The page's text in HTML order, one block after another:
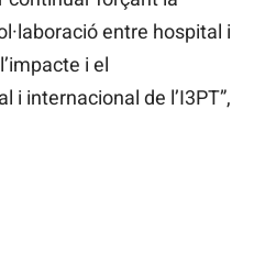
entre hospital i
i el
i internacional de l’I3PT”,